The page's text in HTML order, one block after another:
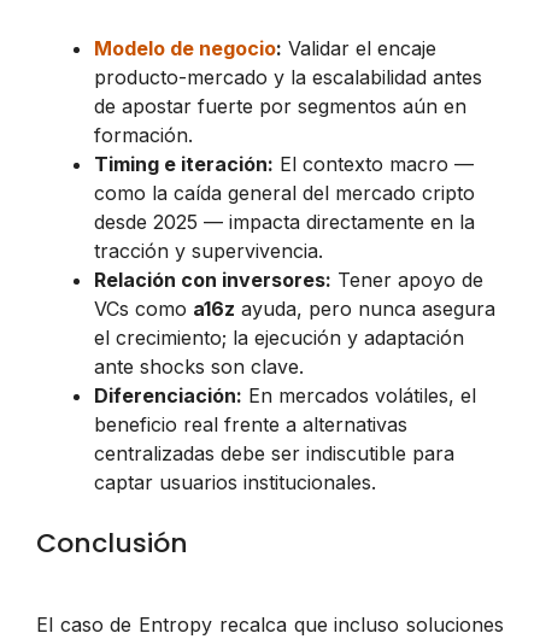
Modelo de negocio: Validar el encaje
producto-mercado y la escalabilidad antes
de apostar fuerte por segmentos aún en
formación.
Timing e iteración: El contexto macro —
como la caída general del mercado cripto
desde 2025 — impacta directamente en la
tracción y supervivencia.
Relación con inversores: Tener apoyo de
VCs como a16z ayuda, pero nunca asegura
el crecimiento; la ejecución y adaptación
ante shocks son clave.
Diferenciación: En mercados volátiles, el
beneficio real frente a alternativas
centralizadas debe ser indiscutible para
captar usuarios institucionales.
Conclusión
El caso de Entropy recalca que incluso soluciones